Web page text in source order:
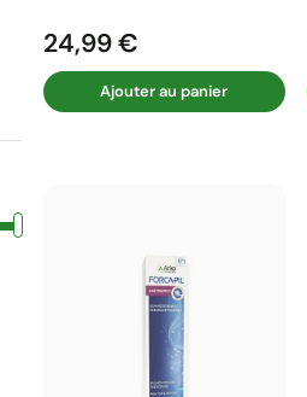
Prix
24,99 €
Ajouter au panier